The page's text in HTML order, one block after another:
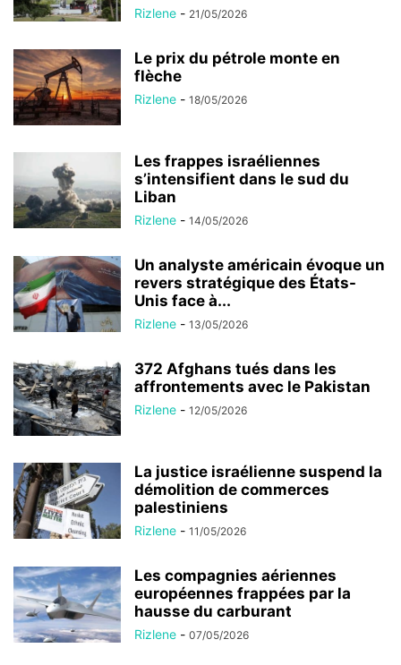
Rizlene - 21/05/2026
Le prix du pétrole monte en
flèche
Rizlene - 18/05/2026
Les frappes israéliennes
s’intensifient dans le sud du
Liban
Rizlene - 14/05/2026
Un analyste américain évoque un
revers stratégique des États-
Unis face à...
Rizlene - 13/05/2026
372 Afghans tués dans les
affrontements avec le Pakistan
Rizlene - 12/05/2026
La justice israélienne suspend la
démolition de commerces
palestiniens
Rizlene - 11/05/2026
Les compagnies aériennes
européennes frappées par la
hausse du carburant
Rizlene - 07/05/2026